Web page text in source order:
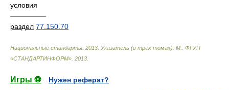
условия
—————
раздел 77.150.70
Национальные стандарты. 2013. Указатель (в трех томах). М.: ФГУП
«СТАНДАРТИНФОРМ» 2013
Игры ⚽
Нужен реферат?